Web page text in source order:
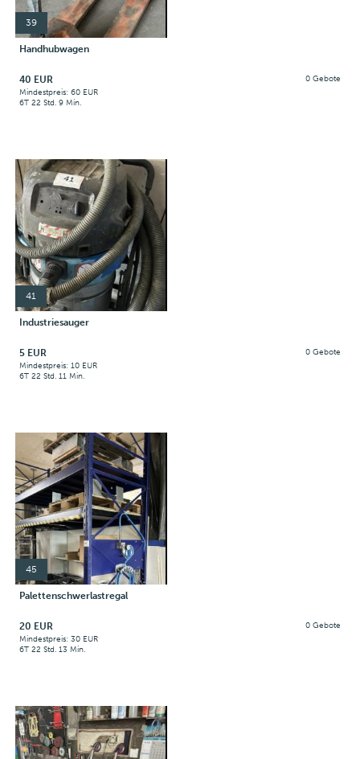
39
Handhubwagen
40 EUR
0 Gebote
Mindestpreis: 60 EUR
6T 22 Std. 9 Min.
41
Industriesauger
5 EUR
0 Gebote
Mindestpreis: 10 EUR
6T 22 Std. 11 Min.
45
Palettenschwerlastregal
20 EUR
0 Gebote
Mindestpreis: 30 EUR
6T 22 Std. 13 Min.